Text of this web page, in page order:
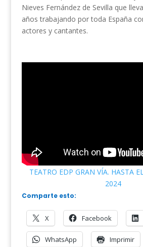
Nieves Fernández de Sevilla que
años trabajando por toda España
actores y cantantes.
TEATRO EDP GRAN VÍA. HASTA
2024
Comparte esto:
X Facebook
WhatsApp Imprimir